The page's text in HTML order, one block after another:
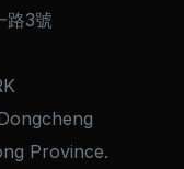
路3號
Province.